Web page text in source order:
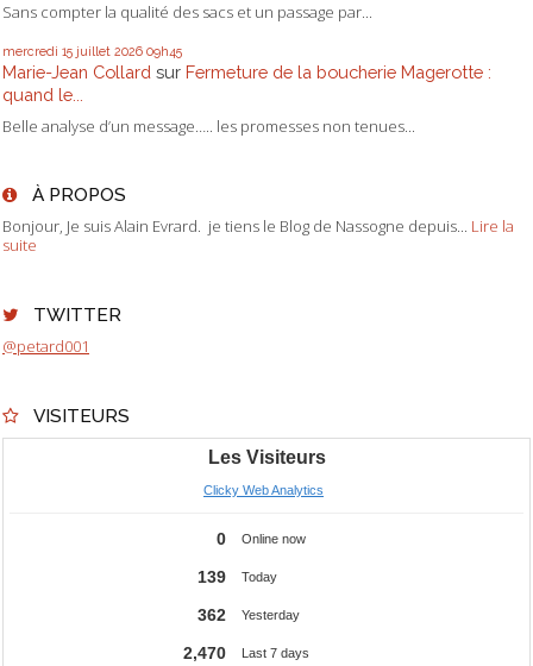
Sans compter la qualité des sacs et un passage par...
mercredi 15 juillet 2026 09h45
Marie-Jean Collard sur Fermeture de la boucherie Magerotte :
quand le...
Belle analyse d’un message….. les promesses non tenues...
À PROPOS
Bonjour, Je suis Alain Evrard. je tiens le Blog de Nassogne depuis... Lire la
suite
TWITTER
@petard001
VISITEURS